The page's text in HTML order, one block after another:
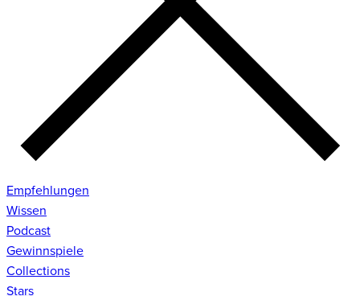
Empfehlungen
Wissen
Podcast
Gewinnspiele
Collections
Stars